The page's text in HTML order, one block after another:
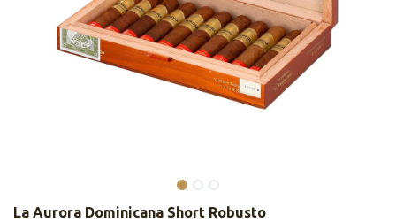
La Aurora Dominicana Short Robusto